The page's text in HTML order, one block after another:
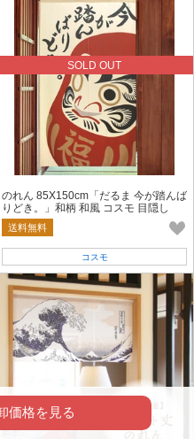
SOLD OUT
のれん 85X150cm「だるま 今が踏んば
りどき。」和柄 和風 コスモ 目隠し
送料無料
コスモ
価格を見る